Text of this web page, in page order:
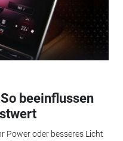
beeinflussen
Power oder besseres Licht